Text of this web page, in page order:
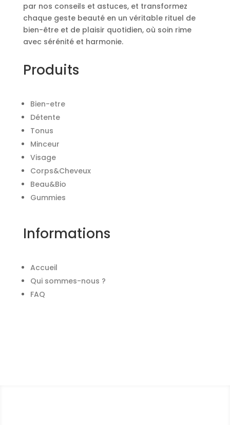
par nos conseils et astuces, et transformez
chaque geste beauté en un véritable rituel de
bien-être et de plaisir quotidien, où soin rime
avec sérénité et harmonie.
Produits
Bien-etre
Détente
Tonus
Minceur
Visage
Corps&Cheveux
Beau&Bio
Gummies
Informations
Accueil
Qui sommes-nous ?
FAQ